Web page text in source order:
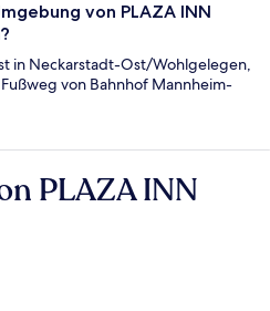
von PLAZA INN
in Neckarstadt-Ost/Wohlgelegen,
von Bahnhof Mannheim-
PLAZA INN